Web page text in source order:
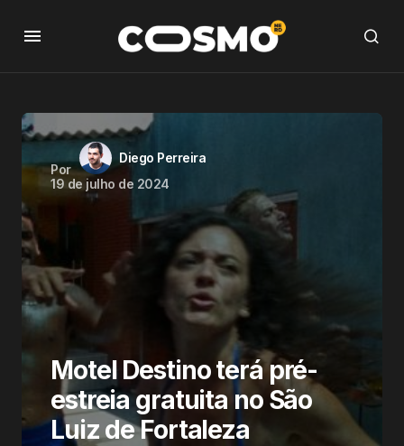
Por
Diego Perreira
19 de julho de 2024
Motel Destino terá pré-
estreia gratuita no São
Luiz de Fortaleza